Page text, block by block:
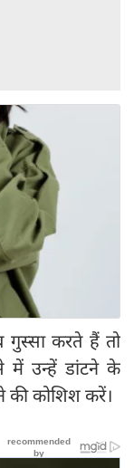
करते हैं तो
में उन्हें डांटने के
कोशिश करें।